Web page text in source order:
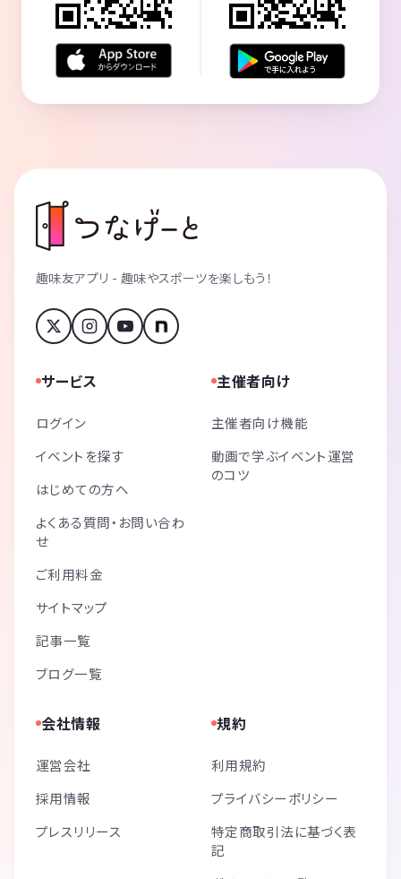
趣味友アプリ - 趣味やスポーツを楽しもう！
サービス
ログイン
イベントを探す
はじめての方へ
よくある質問・お問い合わ
せ
ご利用料金
サイトマップ
記事一覧
ブログ一覧
主催者向け
主催者向け機能
動画で学ぶイベント運営
のコツ
会社情報
運営会社
採用情報
プレスリリース
規約
利用規約
プライバシーポリシー
特定商取引法に基づく表
記